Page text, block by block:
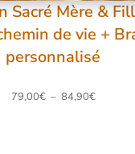
Sacré Mère &
de vie +
personnalisé
79,00€ – 84,90€P